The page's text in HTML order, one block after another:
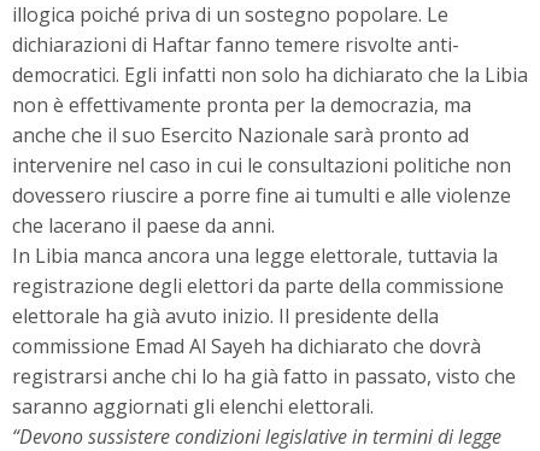
illogica poiché priva di un sostegno popolare. Le
dichiarazioni di Haftar fanno temere risvolte anti-
democratici. Egli infatti non solo ha dichiarato che la Libia
non è effettivamente pronta per la democrazia, ma
anche che il suo Esercito Nazionale sarà pronto ad
intervenire nel caso in cui le consultazioni politiche non
dovessero riuscire a porre fine ai tumulti e alle violenze
che lacerano il paese da anni.
In Libia manca ancora una legge elettorale, tuttavia la
registrazione degli elettori da parte della commissione
elettorale ha già avuto inizio. Il presidente della
commissione Emad Al Sayeh ha dichiarato che dovrà
registrarsi anche chi lo ha già fatto in passato, visto che
saranno aggiornati gli elenchi elettorali.
“Devono sussistere condizioni legislative in termini di legge